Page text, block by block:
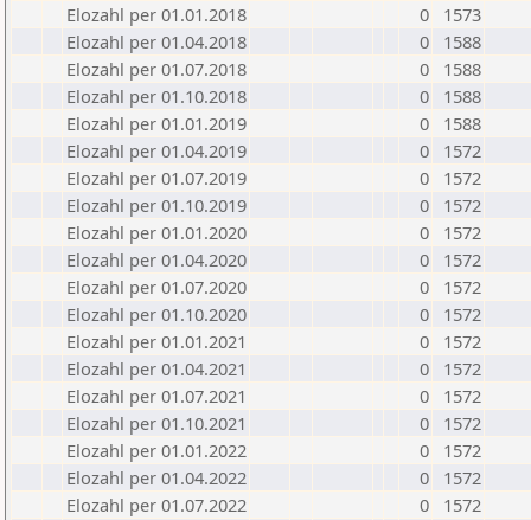
Elozahl per 01.01.2018
0
1573
Elozahl per 01.04.2018
0
1588
Elozahl per 01.07.2018
0
1588
Elozahl per 01.10.2018
0
1588
Elozahl per 01.01.2019
0
1588
Elozahl per 01.04.2019
0
1572
Elozahl per 01.07.2019
0
1572
Elozahl per 01.10.2019
0
1572
Elozahl per 01.01.2020
0
1572
Elozahl per 01.04.2020
0
1572
Elozahl per 01.07.2020
0
1572
Elozahl per 01.10.2020
0
1572
Elozahl per 01.01.2021
0
1572
Elozahl per 01.04.2021
0
1572
Elozahl per 01.07.2021
0
1572
Elozahl per 01.10.2021
0
1572
Elozahl per 01.01.2022
0
1572
Elozahl per 01.04.2022
0
1572
Elozahl per 01.07.2022
0
1572